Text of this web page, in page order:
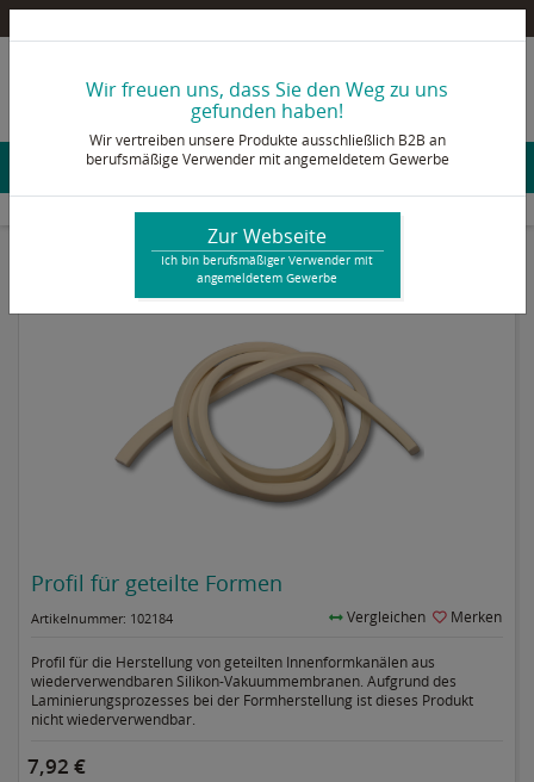
+49 2473 92 78 - 0
Konto & Login
Anlagen & Prozesszubehör Silikonhauben Zubehör Profil für geteilte Formen
Profil für geteilte Formen
Artikelnummer: 102184 Vergleichen Merken
Profil für die Herstellung von geteilten Innenformkanälen aus
wiederverwendbaren Silikon-Vakuummembranen. Aufgrund des
Laminierungsprozesses bei der Formherstellung ist dieses Produkt
nicht wiederverwendbar.
7,92 €
Wir freuen uns, dass Sie den Weg zu uns
gefunden haben!
Wir vertreiben unsere Produkte ausschließlich B2B an
berufsmäßige Verwender mit angemeldetem Gewerbe
Zur Webseite
Ich bin berufsmäßiger Verwender mit
angemeldetem Gewerbe